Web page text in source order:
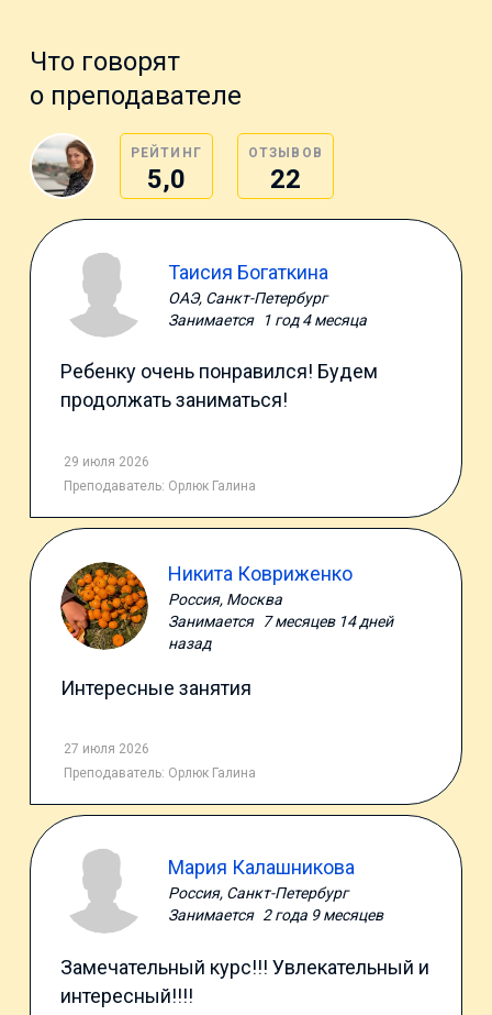
Что говорят
о преподавателе
РЕЙТИНГ
5,0
ОТЗЫВОВ
22
Таисия Богаткина
ОАЭ, Санкт-Петербург
Занимается
1 год 4 месяца
Ребенку очень понравился! Будем
продолжать заниматься!
29 июля 2026
Преподаватель: Орлюк Галина
Никита Ковриженко
Россия, Москва
Занимается 7 месяцев 14 дней
назад
Интересные занятия
27 июля 2026
Преподаватель: Орлюк Галина
Мария Калашникова
Россия, Санкт-Петербург
Занимается 2 года 9 месяцев
Замечательный курс!!! Увлекательный и
интересный!!!!